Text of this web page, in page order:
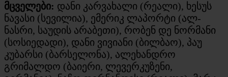
მცველები: დანი კარვახალი (რეალი), ხესუს
ნავასი (სევილია), ემერიკ ლაპორტი (ალ-
ნასრი, საუდის არაბეთი), რობენ დე ნორმანი
(სოსიედადი), დანი ვივიანი (ბილბაო), პაუ
კუბარსი (ბარსელონა), ალეხანდრო
გრიმალდო (ბაიერი, ლევერკუზენი,